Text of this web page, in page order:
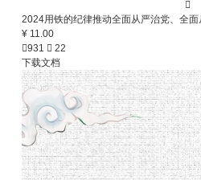

2024用铁的纪律推动全面从严治党、全
¥ 11.00
931  22
下载文档